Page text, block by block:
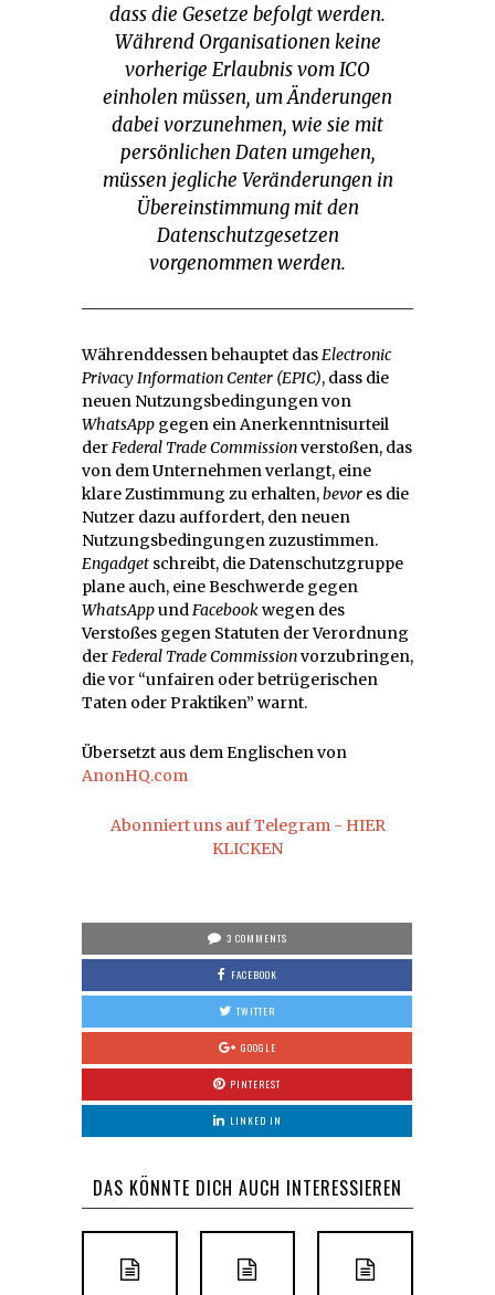
dass die Gesetze befolgt werden.
Während Organisationen keine
vorherige Erlaubnis vom ICO
einholen müssen, um Änderungen
dabei vorzunehmen, wie sie mit
persönlichen Daten umgehen,
müssen jegliche Veränderungen in
Übereinstimmung mit den
Datenschutzgesetzen
vorgenommen werden.
Währenddessen behauptet dasElectronic
Privacy Information Center (EPIC), dass die
neuen Nutzungsbedingungen von
WhatsApp gegen ein Anerkenntnisurteil
derFederal Trade Commissionverstoßen, das
von dem Unternehmen verlangt, eine
klare Zustimmung zu erhalten,bevor es die
Nutzer dazu auffordert, den neuen
Nutzungsbedingungen zuzustimmen.
Engadget schreibt, die Datenschutzgruppe
plane auch, eine Beschwerde gegen
WhatsAppundFacebookwegen des
Verstoßes gegen Statuten der Verordnung
derFederal Trade Commissionvorzubringen,
die vor “unfairen oder betrügerischen
Taten oder Praktiken” warnt.
Übersetzt aus dem Englischen von
AnonHQ.com
Abonniert uns auf Telegram - HIER
KLICKEN
3 COMMENTS
FACEBOOK
TWITTER
GOOGLE
PINTEREST
LINKED IN
DAS KÖNNTE DICH AUCH INTERESSIEREN